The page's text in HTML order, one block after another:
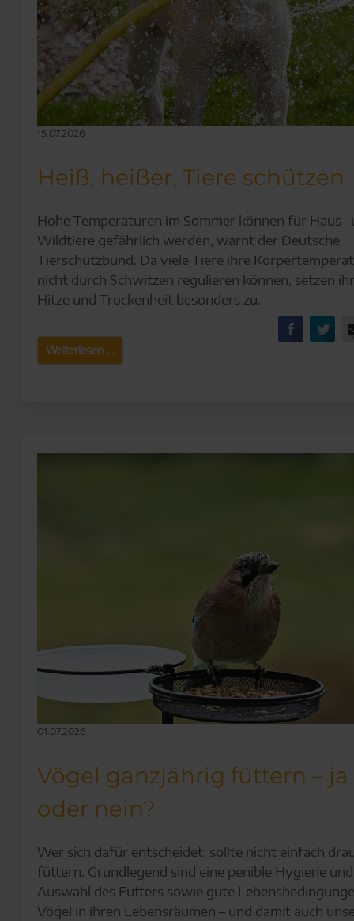
15.07.2026
Heiß, heißer, Tiere schützen
Hohe Temperaturen im Sommer können für Haus-
Wildtiere gefährlich werden, warnt der Deutsche
Tierschutzbund. Da viele Tiere ihre
nicht durch Schwitzen regulieren können, setzen
Hitze und Trockenheit besonders zu.
Weiterlesen …
heißer,
01.07.2026
Vögel ganzjährig füttern – ja
oder nein?
Wer sich dafür entscheidet, sollte nicht einfach
füttern. Grundlegend sind eine penible Hygiene und
Auswahl des Futters sowie gute
Vögel in ihren Lebensräumen – und damit auch